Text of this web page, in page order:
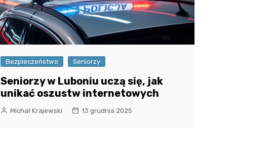
Bezpieczeństwo Seniorzy
Seniorzy w Luboniu uczą się, jak
unikać oszustw internetowych
Michał Krajewski 13 grudnia 2025